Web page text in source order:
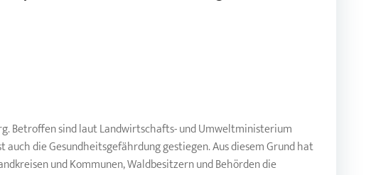
Betroffen sind laut Landwirtschafts- und Umweltministerium
die Gesundheitsgefährdung gestiegen. Aus diesem Grund hat
und Kommunen, Waldbesitzern und Behörden die